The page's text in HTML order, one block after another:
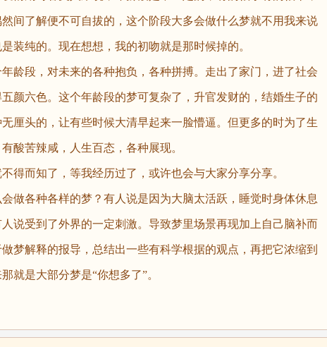
间了解便不可自拔的，这个阶段大多会做什么梦就不用我来说
装纯的。现在想想，我的初吻就是那时候掉的。
段，对未来的各种抱负，各种拼搏。走出了家门，进了社会
颜六色。这个年龄段的梦可复杂了，升官发财的，结婚生子的
厘头的，让有些时候大清早起来一脸懵逼。但更多的时为了生
酸苦辣咸，人生百态，各种展现。
而知了，等我经历过了，或许也会与大家分享分享。
各种各样的梦？有人说是因为大脑太活跃，睡觉时身体休息
说受到了外界的一定刺激。导致梦里场景再现加上自己脑补而
梦解释的报导，总结出一些有科学根据的观点，再把它浓缩到
就是大部分梦是“你想多了”。